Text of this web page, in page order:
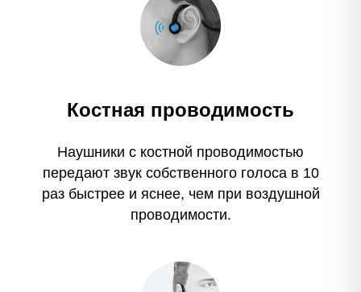
Костная проводимость
Наушники с костной проводимостью
передают звук собственного голоса в 10
раз быстрее и яснее, чем при воздушной
проводимости.